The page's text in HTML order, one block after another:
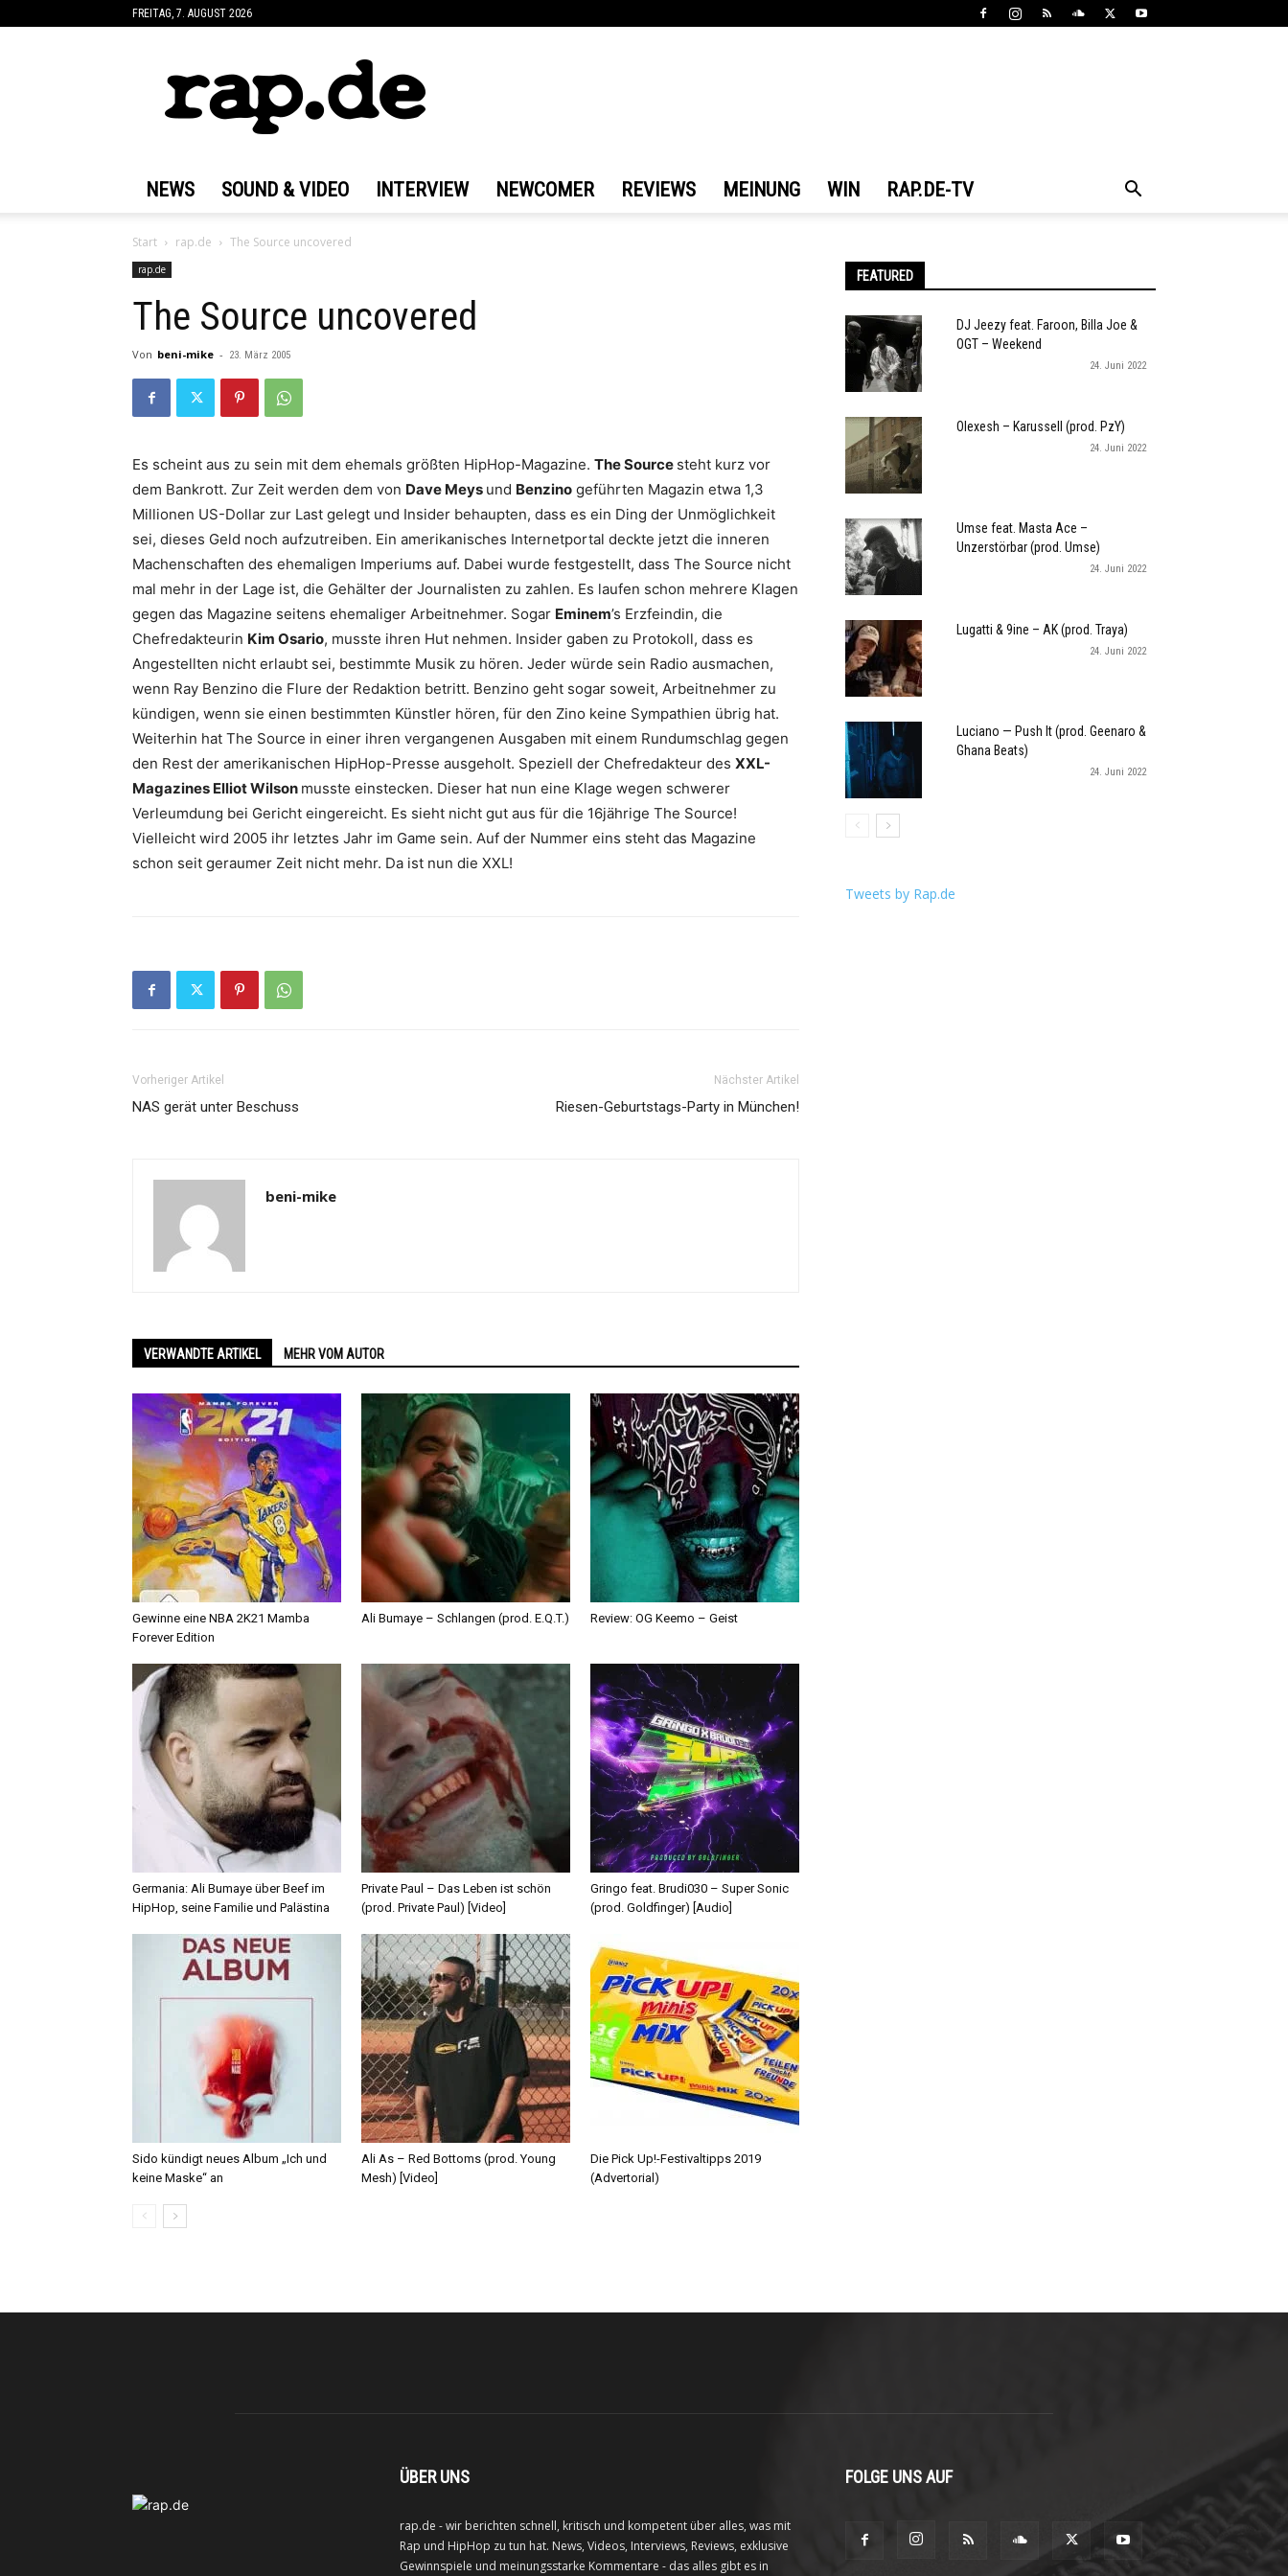
FREITAG, 7. AUGUST 2026
NEWS SOUND & VIDEO INTERVIEW NEWCOMER REVIEWS MEINUNG WIN RAP.DE-TV
Start rap.de The Source uncovered
rap.de
The Source uncovered
Von beni-mike - 23. März 2005
Es scheint aus zu sein mit dem ehemals größten HipHop-Magazine. The Source steht kurz vor
dem Bankrott. Zur Zeit werden dem von Dave Meys und Benzino geführten Magazin etwa 1,3
Millionen US-Dollar zur Last gelegt und Insider behaupten, dass es ein Ding der Unmöglichkeit
sei, dieses Geld noch aufzutreiben. Ein amerikanisches Internetportal deckte jetzt die inneren
Machenschaften des ehemaligen Imperiums auf. Dabei wurde festgestellt, dass The Source nicht
mal mehr in der Lage ist, die Gehälter der Journalisten zu zahlen. Es laufen schon mehrere Klagen
gegen das Magazine seitens ehemaliger Arbeitnehmer. Sogar Eminem’s Erzfeindin, die
Chefredakteurin Kim Osario, musste ihren Hut nehmen. Insider gaben zu Protokoll, dass es
Angestellten nicht erlaubt sei, bestimmte Musik zu hören. Jeder würde sein Radio ausmachen,
wenn Ray Benzino die Flure der Redaktion betritt. Benzino geht sogar soweit, Arbeitnehmer zu
kündigen, wenn sie einen bestimmten Künstler hören, für den Zino keine Sympathien übrig hat.
Weiterhin hat The Source in einer ihren vergangenen Ausgaben mit einem Rundumschlag gegen
den Rest der amerikanischen HipHop-Presse ausgeholt. Speziell der Chefredakteur des XXL-
Magazines Elliot Wilson musste einstecken. Dieser hat nun eine Klage wegen schwerer
Verleumdung bei Gericht eingereicht. Es sieht nicht gut aus für die 16jährige The Source!
Vielleicht wird 2005 ihr letztes Jahr im Game sein. Auf der Nummer eins steht das Magazine
schon seit geraumer Zeit nicht mehr. Da ist nun die XXL!
Vorheriger Artikel
NAS gerät unter Beschuss
Nächster Artikel
Riesen-Geburtstags-Party in München!
beni-mike
VERWANDTE ARTIKEL MEHR VOM AUTOR
Gewinne eine NBA 2K21 Mamba
Forever Edition
Ali Bumaye – Schlangen (prod. E.Q.T.) Review: OG Keemo – Geist
Germania: Ali Bumaye über Beef im
HipHop, seine Familie und Palästina
Private Paul – Das Leben ist schön
(prod. Private Paul) [Video]
Gringo feat. Brudi030 – Super Sonic
(prod. Goldfinger) [Audio]
Sido kündigt neues Album „Ich und
keine Maske“ an
Ali As – Red Bottoms (prod. Young
Mesh) [Video]
Die Pick Up!-Festivaltipps 2019
(Advertorial)
FEATURED
DJ Jeezy feat. Faroon, Billa Joe &
OGT – Weekend
24. Juni 2022
Olexesh – Karussell (prod. PzY)
24. Juni 2022
Umse feat. Masta Ace –
Unzerstörbar (prod. Umse)
24. Juni 2022
Lugatti & 9ine – AK (prod. Traya)
24. Juni 2022
Luciano — Push It (prod. Geenaro &
Ghana Beats)
24. Juni 2022
Tweets by Rap.de
ÜBER UNS
rap.de - wir berichten schnell, kritisch und kompetent über alles, was mit
Rap und HipHop zu tun hat. News, Videos, Interviews, Reviews, exklusive
Gewinnspiele und meinungsstarke Kommentare - das alles gibt es in
FOLGE UNS AUF